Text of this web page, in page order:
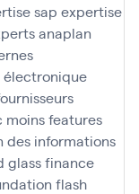
sap expertise
anaplan
moinsfeatures
des informations
glassfinance
flash